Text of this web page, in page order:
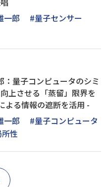
一郎
#量子センサー
量子コンピュータのシミ
上させる「蒸留」限界を
よる情報の遮断を活用 -
一郎
#量子コンピュータ
性